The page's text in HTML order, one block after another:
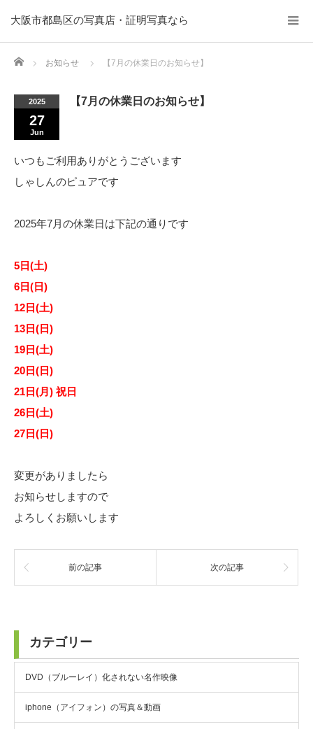
大阪市都島区の写真店・証明写真なら
Home お知らせ 【7月の休業日のお知らせ】
2025
27
Jun
【7月の休業日のお知らせ】
いつもご利用ありがとうございます
しゃしんのピュアです
2025年7月の休業日は下記の通りです
5日(土)
6日(日)
12日(土)
13日(日)
19日(土)
20日(日)
21日(月) 祝日
26日(土)
27日(日)
変更がありましたら
お知らせしますので
よろしくお願いします
前の記事 次の記事
カテゴリー
DVD（ブルーレイ）化されない名作映像
iphone（アイフォン）の写真＆動画